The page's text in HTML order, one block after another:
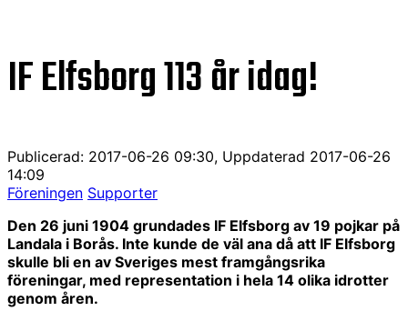
IF Elfsborg 113 år idag!
Publicerad: 2017-06-26 09:30, Uppdaterad 2017-06-26
14:09
Föreningen Supporter
Den 26 juni 1904 grundades IF Elfsborg av 19 pojkar på
Landala i Borås. Inte kunde de väl ana då att IF Elfsborg
skulle bli en av Sveriges mest framgångsrika
föreningar, med representation i hela 14 olika idrotter
genom åren.